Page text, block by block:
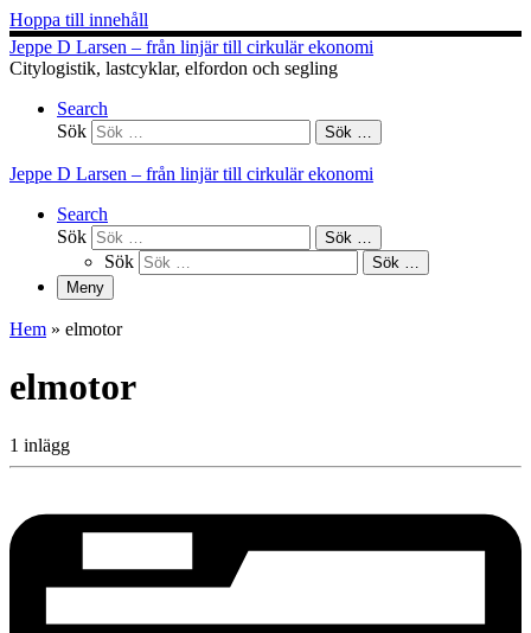
Hoppa till innehåll
Jeppe D Larsen – från linjär till cirkulär ekonomi
Citylogistik, lastcyklar, elfordon och segling
Search
Sök
Sök …
Jeppe D Larsen – från linjär till cirkulär ekonomi
Search
Sök
Sök …
Sök
Sök …
Meny
Hem » elmotor
elmotor
1 inlägg